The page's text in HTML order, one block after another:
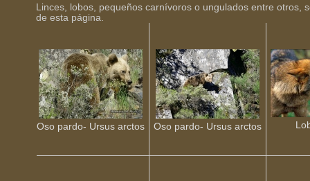
Linces, lobos, pequeños carnívoros o ungulados entre otros,
de esta página.
Oso pardo- Ursus arctos Oso pardo- Ursus arctos